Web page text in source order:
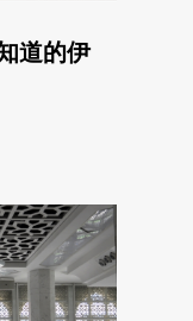
道的伊